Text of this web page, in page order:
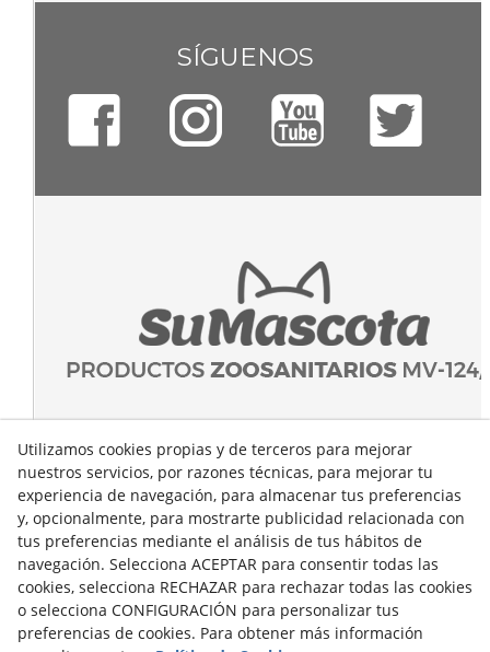
SÍGUENOS
Utilizamos cookies propias y de terceros para mejorar
nuestros servicios, por razones técnicas, para mejorar tu
experiencia de navegación, para almacenar tus preferencias
y, opcionalmente, para mostrarte publicidad relacionada con
tus preferencias mediante el análisis de tus hábitos de
navegación. Selecciona ACEPTAR para consentir todas las
cookies, selecciona RECHAZAR para rechazar todas las cookies
o selecciona CONFIGURACIÓN para personalizar tus
preferencias de cookies. Para obtener más información